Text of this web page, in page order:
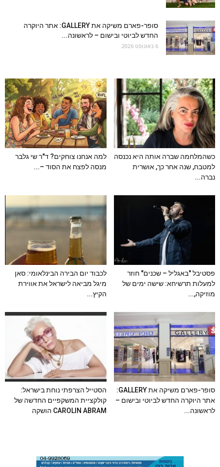
סופר-פארם משיקה את GALLERY: אתר היוקרה
החדש לביוטי ובישום – לראשונה...
6 באוגוסט 2026
כשהמלחמה שברה אותה היא נכנסה
למטבח, שנה אחר כך, אושרית
נברה...
למה אנחנו צוחקים? ד"ר שי גלבר
מנסה לפצח את הסוד –...
פסטיבל "באגליל – שכנים" חוזר
למעלות תרשיחא: שישה ימים של
מוזיקה,...
לכבוד יום הבירה הבינלאומי: סאן
מיגל מביאה לישראל את אווירת
הקיץ...
סופר-פארם משיקה את GALLERY:
אתר היוקרה החדש לביוטי ובישום –
לראשונה...
הסטייל הצרפתי נוחת בישראל:
קולקציית המשקפיים החדשה של
CAROLIN ABRAM הושקה